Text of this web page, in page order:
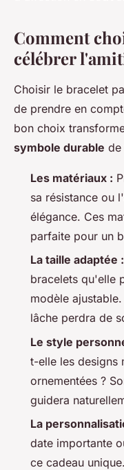
Comment
célébrer
Choisir le bracelet
de prendre en
bon choix
symbole durable de
Les matériaux :
sa résistance ou
élégance. Ces
parfaite pour un
La taille adaptée :
bracelets qu'elle
modèle
lâche perdra de
Le style
t-elle les designs
ornementées ?
guidera
La
date importante
ce cadeau